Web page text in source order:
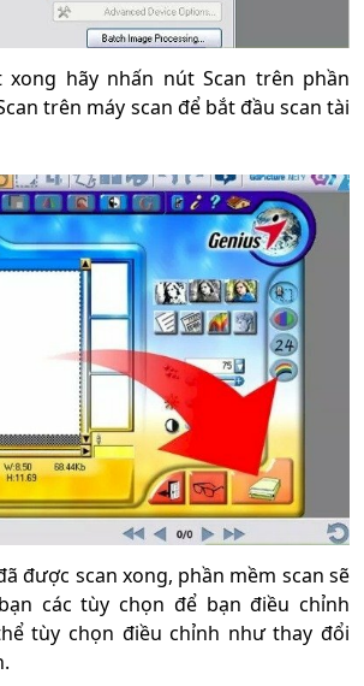
xong hãy nhấn nút Scan trên phần
trên máy scan để bắt đầu scan tài
được scan xong, phần mềm scan sẽ
các tùy chọn để bạn điều chỉnh
tùy chọn điều chỉnh như thay đổi